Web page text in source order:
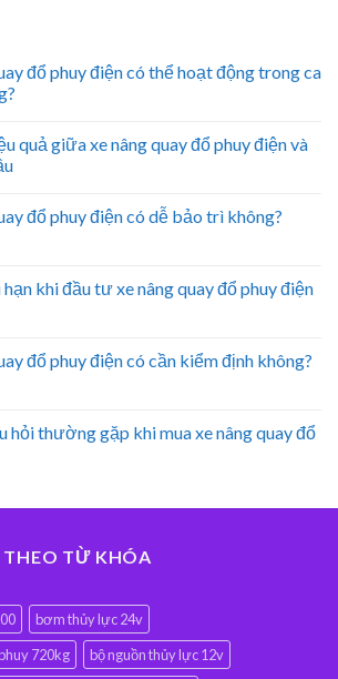
đổ phuy điện có thể hoạt động trong ca
quả giữa xe nâng quay đổ phuy điện và
đổ phuy điện có dễ bảo trì không?
khi đầu tư xe nâng quay đổ phuy điện
đổ phuy điện có cần kiểm định không?
hỏi thường gặp khi mua xe nâng quay đổ
TỪ KHÓA
bơm thủy lực 24v
720kg
bộ nguồn thủy lực 12v